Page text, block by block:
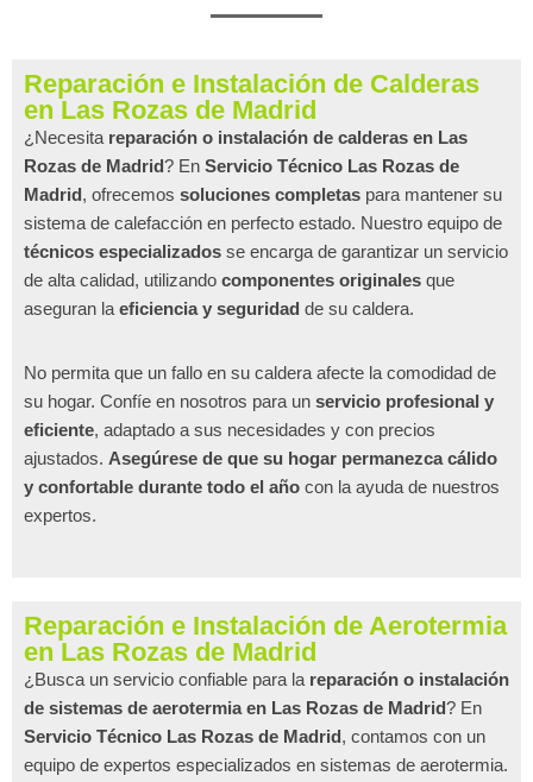
Reparación e Instalación de Calderas
en Las Rozas de Madrid
¿Necesita reparación o instalación de calderas en Las
Rozas de Madrid? En Servicio Técnico Las Rozas de
Madrid , ofrecemos soluciones completas para mantener su
sistema de calefacción en perfecto estado. Nuestro equipo de
técnicos especializados se encarga de garantizar un servicio
de alta calidad, utilizando componentes originales que
aseguran laeficiencia y seguridad de su caldera.
No permita que un fallo en su caldera afecte la comodidad de
su hogar. Confíe en nosotros para un servicio profesional y
eficiente, adaptado a sus necesidades y con precios
ajustados. Asegúrese de que su hogar permanezca cálido
y confortable durante todo el año con la ayuda de nuestros
expertos.
Reparación e Instalación de Aerotermia
en Las Rozas de Madrid
¿Busca un servicio confiable para la reparación o instalación
de sistemas de aerotermia en Las Rozas de Madrid? En
Servicio Técnico Las Rozas de Madrid , contamos con un
equipo de expertos especializados en sistemas de aerotermia.